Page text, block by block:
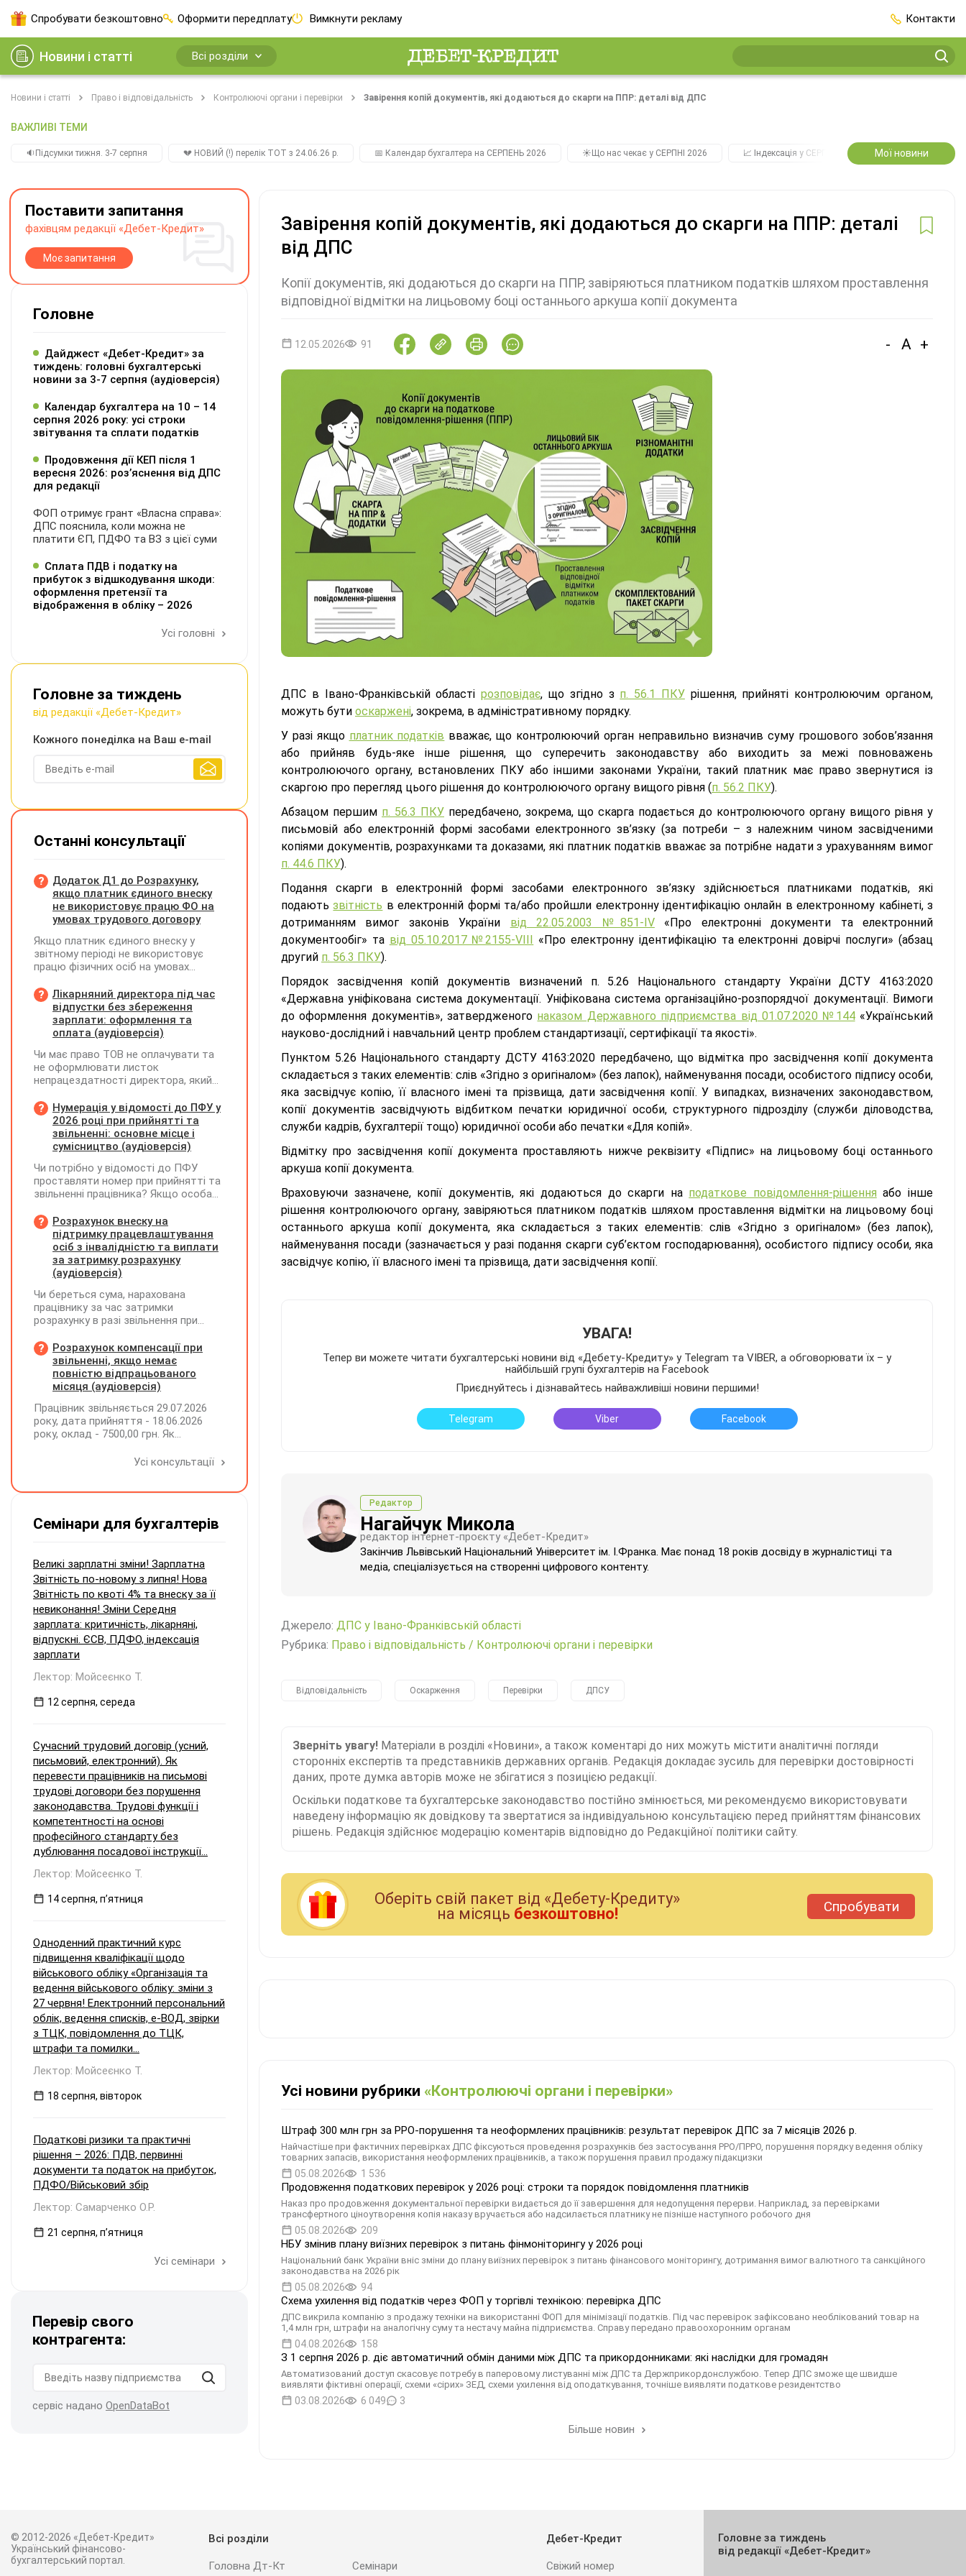
Спробувати безкоштовно Оформити передплату Вимкнути рекламу Контакти
Новини і статті Всі розділи
Новини і статті Право і відповідальність Контролюючі органи і перевірки Завірення копій документів, які додаються до скарги на ППР: деталі від ДПС
ВАЖЛИВІ ТЕМИ
🔉Підсумки тижня. 3-7 серпня 💔 НОВИЙ (!) перелік ТОТ з 24.06.26 р. 📅 Календар бухгалтера на СЕРПЕНЬ 2026 ☀️Що нас чекає у СЕРПНІ 2026 📈 Індексація у СЕРПНІ 2️⃣0️⃣2️⃣7️⃣ Усі ключові
Мої новини
Завірення копій документів, які додаються до скарги на ППР: деталі
від ДПС
Копії документів, які додаються до скарги на ППР, завіряються платником податків шляхом проставлення
відповідної відмітки на лицьовому боці останнього аркуша копії документа
12.05.2026 91 - A +
ДПС в Івано-Франківській областірозповідає, що згідно з п. 56.1 ПКУрішення, прийняті контролюючим органом,
можуть бути оскаржені, зокрема, в адміністративному порядку.
У разі якщо платник податків вважає, що контролюючий орган неправильно визначив суму грошового зобов’язання
або прийняв будь-яке інше рішення, що суперечить законодавству або виходить за межі повноважень
контролюючого органу, встановлених ПКУ або іншими законами України, такий платник має право звернутися із
скаргою про перегляд цього рішення до контролюючого органу вищого рівня (п. 56.2 ПКУ).
Абзацом першим п. 56.3 ПКУ передбачено, зокрема, що скарга подається до контролюючого органу вищого рівня у
письмовій або електронній формі засобами електронного зв’язку (за потреби – з належним чином засвідченими
копіями документів, розрахунками та доказами, які платник податків вважає за потрібне надати з урахуванням вимог
п. 44.6 ПКУ).
Подання скарги в електронній формі засобами електронного зв’язку здійснюється платниками податків, які
подаютьзвітність в електронній формі та/або пройшли електронну ідентифікацію онлайн в електронному кабінеті, з
дотриманням вимог законів України від 22.05.2003 №851-IV«Про електронні документи та електронний
документообіг» та від 05.10.2017 №2155-VIII «Про електронну ідентифікацію та електронні довірчі послуги» (абзац
другий п. 56.3 ПКУ).
Порядок засвідчення копій документів визначений п. 5.26 Національного стандарту України ДСТУ 4163:2020
«Державна уніфікована система документації. Уніфікована система організаційно-розпорядчої документації. Вимоги
до оформлення документів», затвердженого наказом Державного підприємства від 01.07.2020 №144«Український
науково-дослідний і навчальний центр проблем стандартизації, сертифікації та якості».
Пунктом 5.26 Національного стандарту ДСТУ 4163:2020 передбачено, що відмітка про засвідчення копії документа
складається з таких елементів: слів «Згідно з оригіналом» (без лапок), найменування посади, особистого підпису особи,
яка засвідчує копію, її власного імені та прізвища, дати засвідчення копії. У випадках, визначених законодавством,
копії документів засвідчують відбитком печатки юридичної особи, структурного підрозділу (служби діловодства,
служби кадрів, бухгалтерії тощо) юридичної особи або печатки «Для копій».
Відмітку про засвідчення копії документа проставляють нижче реквізиту «Підпис» на лицьовому боці останнього
аркуша копії документа.
Враховуючи зазначене, копії документів, які додаються до скарги на податкове повідомлення-рішенняабо інше
рішення контролюючого органу, завіряються платником податків шляхом проставлення відмітки на лицьовому боці
останнього аркуша копії документа, яка складається з таких елементів: слів «Згідно з оригіналом» (без лапок),
найменування посади (зазначається у разі подання скарги суб’єктом господарювання), особистого підпису особи, яка
засвідчує копію, її власного імені та прізвища, дати засвідчення копії.
УВАГА!
Тепер ви можете читати бухгалтерські новини від «Дебету-Кредиту» у Telegram та VIBER, а обговорювати їх – у
найбільшій групі бухгалтерів на Facebook
Приєднуйтесь і дізнавайтесь найважливіші новини першими!
Telegram Viber Facebook
Редактор
Нагайчук Микола
редактор інтернет-проєкту «Дебет-Кредит»
Закінчив Львівський Національний Університет ім. І.Франка. Має понад 18 років досвіду в журналістиці та
медіа, спеціалізується на створенні цифрового контенту.
Джерело: ДПС у Івано-Франківській області
Рубрика: Право і відповідальність / Контролюючі органи і перевірки
Відповідальність Оскарження Перевірки ДПСУ
Зверніть увагу! Матеріали в розділі «Новини», а також коментарі до них можуть містити аналітичні погляди
сторонніх експертів та представників державних органів. Редакція докладає зусиль для перевірки достовірності
даних, проте думка авторів може не збігатися з позицією редакції.
Оскільки податкове та бухгалтерське законодавство постійно змінюється, ми рекомендуємо використовувати
наведену інформацію як довідкову та звертатися за індивідуальною консультацією перед прийняттям фінансових
рішень. Редакція здійснює модерацію коментарів відповідно до Редакційної політики сайту.
Оберiть свiй пакет вiд «Дебету-Кредиту»
на мiсяць безкоштовно! Спробувати
Усі новини рубрики «Контролюючі органи і перевірки»
Штраф 300 млн грн за РРО-порушення та неоформлених працівників: результат перевірок ДПС за 7 місяців 2026 р.
Найчастіше при фактичних перевірках ДПС фіксуються проведення розрахунків без застосування РРО/ПРРО, порушення порядку ведення обліку
товарних запасів, використання неоформлених працівників, а також порушення правил продажу підакцизки
05.08.2026 1 536
Продовження податкових перевірок у 2026 році: строки та порядок повідомлення платників
Наказ про продовження документальної перевірки видається до її завершення для недопущення перерви. Наприклад, за перевірками
трансфертного ціноутворення копія наказу вручається або надсилається платнику не пізніше наступного робочого дня
05.08.2026 209
НБУ змінив плану виїзних перевірок з питань фінмоніторингу у 2026 році
Національний банк України вніс зміни до плану виїзних перевірок з питань фінансового моніторингу, дотримання вимог валютного та санкційного
законодавства на 2026 рік
05.08.2026 94
Схема ухилення від податків через ФОП у торгівлі технікою: перевірка ДПС
ДПС викрила компанію з продажу техніки на використанні ФОП для мінімізації податків. Під час перевірок зафіксовано необлікований товар на
1,4 млн грн, штрафи на аналогічну суму та нестачу майна підприємства. Справу передано правоохоронним органам
04.08.2026 158
З 1 серпня 2026 р. діє автоматичний обмін даними між ДПС та прикордонниками: які наслідки для громадян
Автоматизований доступ скасовує потребу в паперовому листуванні між ДПС та Держприкордонслужбою. Тепер ДПС зможе ще швидше
виявляти фіктивні операції, схеми «сірих» ЗЕД, схеми ухилення від оподаткування, точніше виявляти податкове резидентство
03.08.2026 6 049 3
Більше новин
Поставити запитання
фахівцям редакції «Дебет-Кредит»
Моє запитання
Головне
Дайджест «Дебет-Кредит» за
тиждень: головні бухгалтерські
новини за 3-7 серпня (аудіоверсія)
Календар бухгалтера на 10 – 14
серпня 2026 року: усі строки
звітування та сплати податків
Продовження дії КЕП після 1
вересня 2026: розʼяснення від ДПС
для редакції
ФОП отримує грант «Власна справа»:
ДПС пояснила, коли можна не
платити ЄП, ПДФО та ВЗ з цієї суми
Сплата ПДВ і податку на
прибуток з відшкодування шкоди:
оформлення претензії та
відображення в обліку – 2026
Усі головні
Головне за тиждень
від редакції «Дебет-Кредит»
Кожного понеділка на Ваш e-mail
Останні консультації
Додаток Д1 до Розрахунку,
якщо платник єдиного внеску
не використовує працю ФО на
умовах трудового договору
Якщо платник єдиного внеску у
звітному періоді не використовує
працю фізичних осіб на умовах
на інших умовах, передбачених
законодавством, Додаток Д1/
Додаток ФІЗ-Д1 за відповідний
період не подається
Лікарняний директора під час
відпустки без збереження
зарплати: оформлення та
оплата (аудіоверсія)
Чи має право ТОВ не оплачувати та
не оформлювати листок
непрацездатності директора, який
збереження заробітної плати під час
призупинення діяльності
підприємства?
Нумерація у відомості до ПФУ у
2026 році при прийнятті та
звільненні: основне місце і
сумісництво (аудіоверсія)
Чи потрібно у відомості до ПФУ
проставляти номер при прийнятті та
звільненні працівника? Якщо особа
місцем роботи та за сумісництвом,
чи рахується це як два роботодавці?
Розрахунок внеску на
підтримку працевлаштування
осіб з інвалідністю та виплати
за затримку розрахунку
(аудіоверсія)
Чи береться сума, нарахована
працівнику за час затримки
розрахунку в разі звільнення при
заробітної плати (винагороди), для
розрахунку внеску на підтримку
працевлаштування осіб з
інвалідністю?
Розрахунок компенсації при
звільненні, якщо немає
повністю відпрацьованого
місяця (аудіоверсія)
Працівник звільняється 29.07.2026
року, дата прийняття - 18.06.2026
року, оклад - 7500,00 грн. Як
невикористаних днів відпустки при
Усі консультації
Семінари для бухгалтерів
Великі зарплатні зміни! Зарплатна
Звітність по-новому з липня! Нова
Звітність по квоті 4% та внеску за її
невиконання! Зміни Середня
зарплата: критичність, лікарняні,
відпускні. ЄСВ, ПДФО, індексація
зарплати
Лектор: Мойсеєнко Т.
12 серпня, середа
Сучасний трудовий договір (усний,
письмовий, електронний). Як
перевести працівників на письмові
трудові договори без порушення
законодавства. Трудові функції і
компетентності на основі
професійного стандарту без
дублювання посадової інструкції...
Лектор: Мойсеєнко Т.
14 серпня, пʼятниця
Одноденний практичний курс
підвищення кваліфікації щодо
військового обліку «Організація та
ведення військового обліку: зміни з
27 червня! Електронний персональний
облік, ведення списків, е-ВОД, звірки
з ТЦК, повідомлення до ТЦК,
штрафи та помилки...
Лектор: Мойсеєнко Т.
18 серпня, вівторок
Податкові ризики та практичні
рішення – 2026: ПДВ, первинні
документи та податок на прибуток,
ПДФО/Військовий збір
Лектор: Самарченко О.Р.
21 серпня, пʼятниця
Усі семінари
Перевір свого
контрагента:
сервіс надано OpenDataBot
© 2012-2026 «Дебет-Кредит»
Український фінансово-
бухгалтерський портал.
Всі розділи
Головна Дт-Кт Семінари
Дебет-Кредит
Свіжий номер
Головне за тиждень
від редакції «Дебет-Кредит»